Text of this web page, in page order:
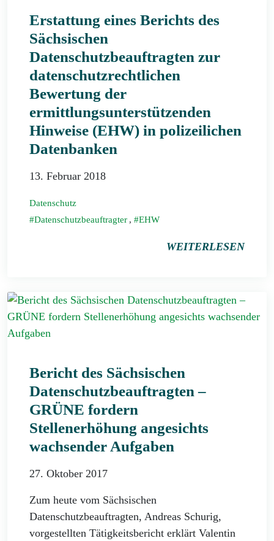
Erstattung eines Berichts des
Sächsischen
Datenschutzbeauftragten zur
datenschutzrechtlichen
Bewertung der
ermittlungsunterstützenden
Hinweise (EHW) in polizeilichen
Datenbanken
13. Februar 2018
Datenschutz
Datenschutzbeauftragter , EHW
WEITERLESEN
Bericht des Sächsischen
Datenschutzbeauftragten –
GRÜNE fordern
Stellenerhöhung angesichts
wachsender Aufgaben
27. Oktober 2017
Zum heute vom Sächsischen
Datenschutzbeauftragten, Andreas Schurig,
vorgestellten Tätigkeitsbericht erklärt Valentin